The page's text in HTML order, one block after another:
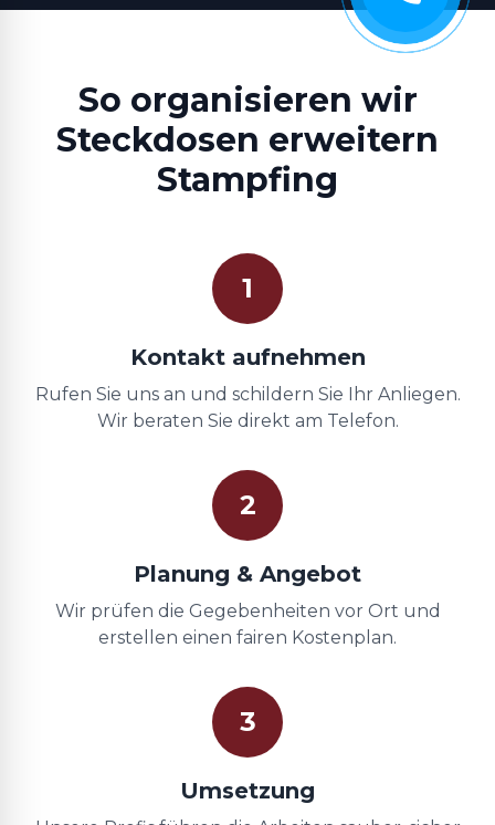
So organisieren wir
Steckdosen erweitern
Stampfing
1
Kontakt aufnehmen
Rufen Sie uns an und schildern Sie Ihr Anliegen.
Wir beraten Sie direkt am Telefon.
2
Planung & Angebot
Wir prüfen die Gegebenheiten vor Ort und
erstellen einen fairen Kostenplan.
3
Umsetzung